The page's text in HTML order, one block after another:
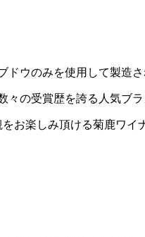
ドウのみを使用して製造さ
々の受賞歴を誇る人気ブラ
お楽しみ頂ける菊鹿ワイ